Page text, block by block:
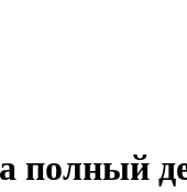
полный